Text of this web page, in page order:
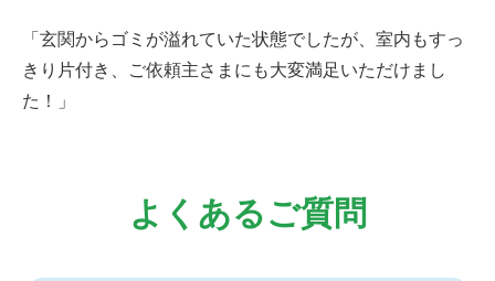
「玄関からゴミが溢れていた状態でしたが、室内もすっ
きり片付き、ご依頼主さまにも大変満足いただけまし
た！」
よくあるご質問